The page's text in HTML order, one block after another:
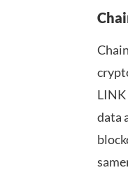
data